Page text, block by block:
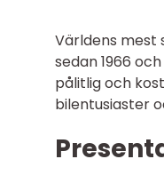
Världens mest
sedan 1966
pålitlig och
bilentusiaster